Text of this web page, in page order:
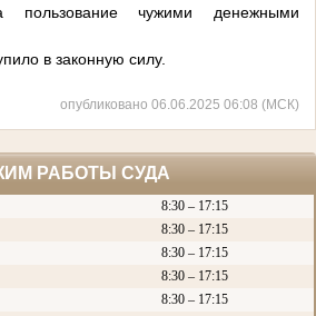
пользование чужими денежными
в законную силу.
опубликовано 06.06.2025 06:08 (МСК)
РАБОТЫ СУДА
8:30 – 17:15
8:30 – 17:15
8:30 – 17:15
8:30 – 17:15
8:30 – 17:15